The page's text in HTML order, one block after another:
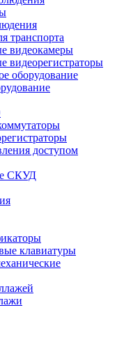
транспорта
видеокамеры
видеорегистраторы
оборудование
доступом
СКУД
клавиатуры